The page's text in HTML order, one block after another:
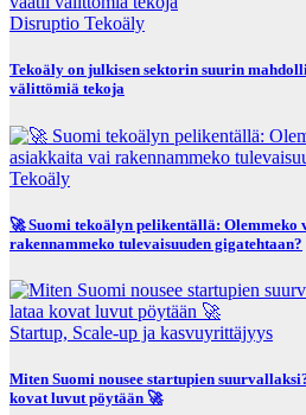
Disruptio Tekoäly
Tekoäly on julkisen sektorin suurin
välittömiä tekoja
Tekoäly
🚀 Suomi tekoälyn pelikentällä: Olemmeko
rakennammeko tulevaisuuden gigatehtaan?
Startup, Scale-up ja kasvuyrittäjyys
Miten Suomi nousee startupien
kovat luvut pöytään 🚀